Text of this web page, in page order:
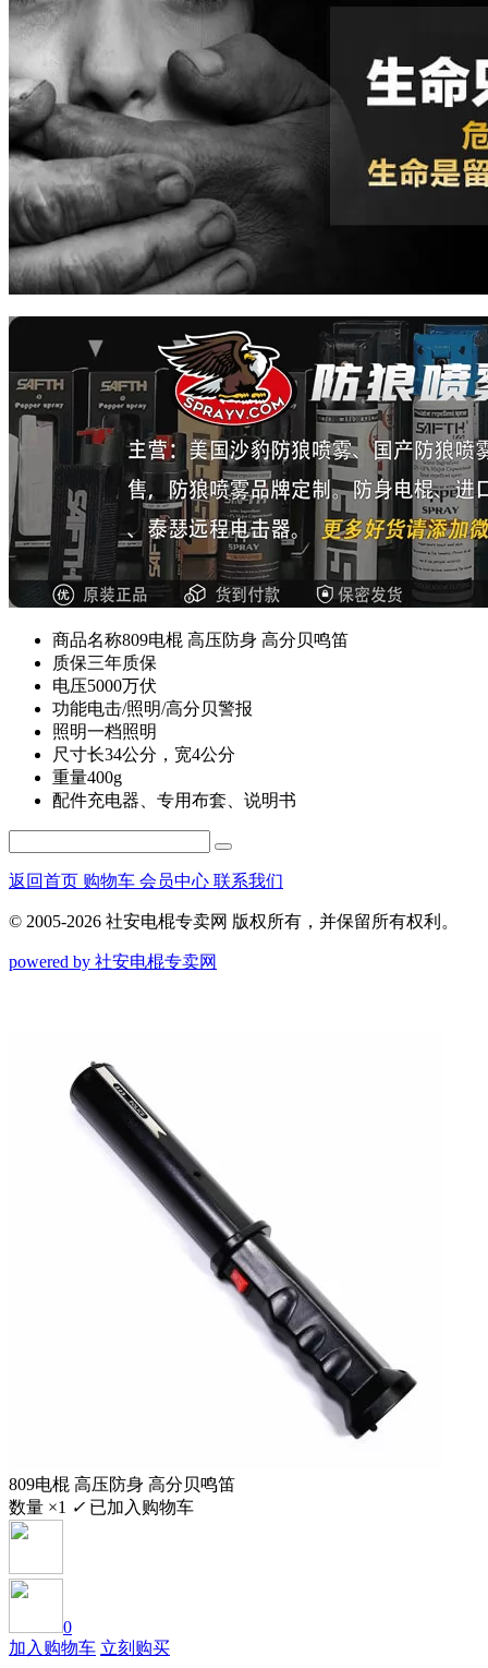
商品名称809电棍 高压防身 高分贝鸣笛
质保三年质保
电压5000万伏
功能电击/照明/高分贝警报
照明一档照明
尺寸长34公分，宽4公分
重量400g
配件充电器、专用布套、说明书
返回首页 购物车 会员中心 联系我们
© 2005-2026 社安电棍专卖网 版权所有，并保留所有权利。
powered by 社安电棍专卖网
809电棍 高压防身 高分贝鸣笛
数量 ×1 ✓ 已加入购物车
0
加入购物车 立刻购买